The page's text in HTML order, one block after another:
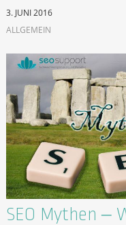
3. JUNI 2016
ALLGEMEIN
SEO Mythen –